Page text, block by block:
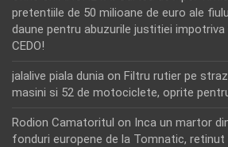
pretentiile de 50 milioane de euro ale
daune pentru abuzurile justitiei
CEDO!
jalalive piala dunia on Filtru rutier pe
masini si 52 de motociclete, oprite
Rodion Camatoritul on Inca un martor
fonduri europene de la Tomnatic, retinut